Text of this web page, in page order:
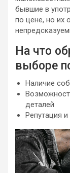
бывшие в
по цене, но их
На что
выборе
Наличие
деталей
Репутация